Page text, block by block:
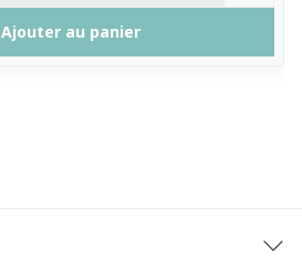
Ajouter au panier